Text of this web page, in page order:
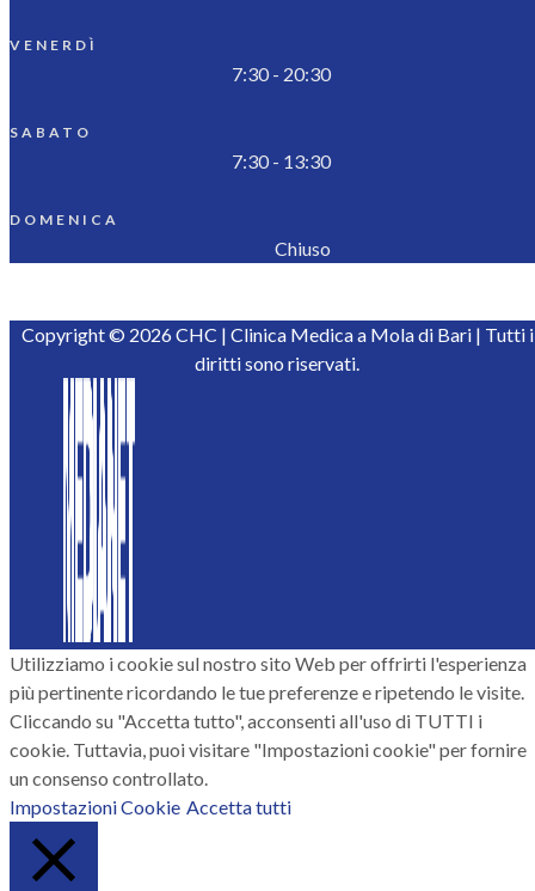
VENERDÌ
7:30 - 20:30
SABATO
7:30 - 13:30
DOMENICA
Chiuso
Copyright © 2026 CHC | Clinica Medica a Mola di Bari | Tutti i
diritti sono riservati.
Utilizziamo i cookie sul nostro sito Web per offrirti l'esperienza
più pertinente ricordando le tue preferenze e ripetendo le visite.
Cliccando su "Accetta tutto", acconsenti all'uso di TUTTI i
cookie. Tuttavia, puoi visitare "Impostazioni cookie" per fornire
un consenso controllato.
Impostazioni Cookie Accetta tutti